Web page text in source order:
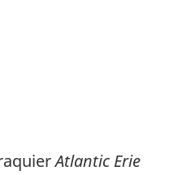
Atlantic Erie